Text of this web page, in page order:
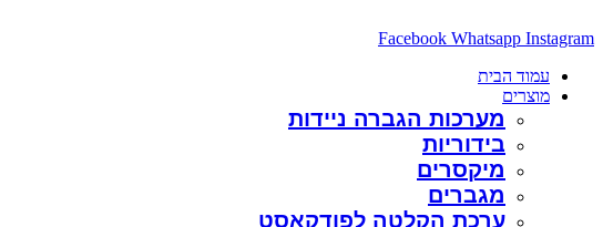
לתוכן
Facebook Whatsapp Instagram
עמוד הבית
מוצרים
מערכות הגברה ניידות
בידוריות
מיקסרים
מגברים
ערכת הקלטה לפודקאסט